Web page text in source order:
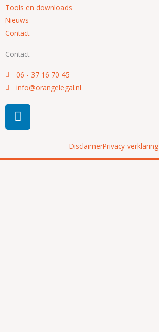
Tools en downloads
Nieuws
Contact
Contact
06 - 37 16 70 45
info@orangelegal.nl
L
i
n
e
DisclaimerPrivacy verklaring